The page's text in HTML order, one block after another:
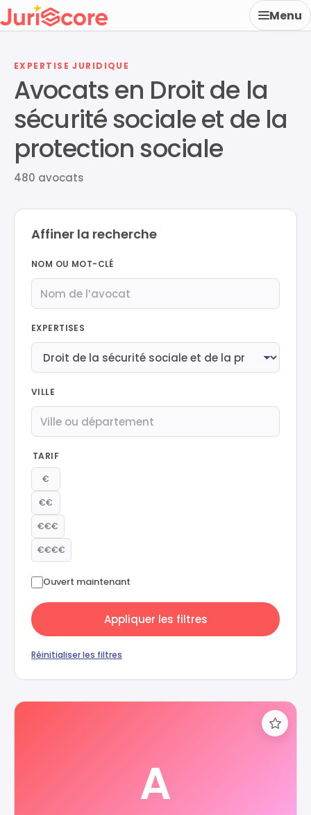
Menu
EXPERTISE JURIDIQUE
Avocats en Droit de la
sécurité sociale et de la
protection sociale
480 avocats
Affiner la recherche
NOM OU MOT-CLÉ
EXPERTISES
VILLE
TARIF
€
€€
€€€
€€€€
Ouvert maintenant
Appliquer les filtres
Réinitialiser les filtres
A